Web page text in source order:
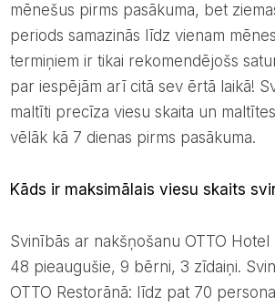
mēnešus pirms pasākuma, bet
periods samazinās līdz vienam
termiņiem ir tikai rekomendējošs
par iespējām arī citā sev ērtā laikā!
maltīti precīza viesu skaita un
vēlāk kā 7 dienas pirms pasākuma.
Kāds ir maksimālais viesu skaits
Svinībās ar nakšņošanu OTTO Hotel & Sun viesnīcā:
48 pieaugušie, 9 bērni, 3 zīdaiņi.
OTTO Restorānā: līdz pat 70